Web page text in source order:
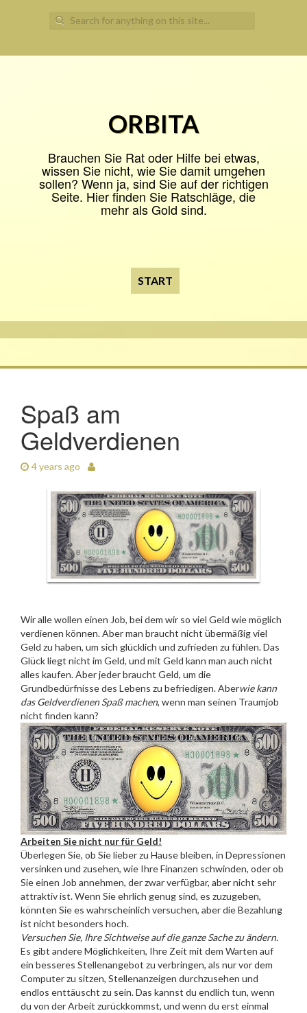
Search
for:
ORBITA
Brauchen Sie Rat oder Hilfe bei etwas,
wissen Sie nicht, wie Sie damit umgehen
sollen? Wenn ja, sind Sie auf der richtigen
Seite. Hier finden Sie Ratschläge, die
mehr als Gold sind.
START
Spaß am
Geldverdienen
4 years ago
Wir alle wollen einen Job, bei dem wir so viel Geld wie möglich
verdienen können. Aber man braucht nicht übermäßig viel
Geld zu haben, um sich glücklich und zufrieden zu fühlen. Das
Glück liegt nicht im Geld, und mit Geld kann man auch nicht
alles kaufen. Aber jeder braucht Geld, um die
Grundbedürfnisse des Lebens zu befriedigen. Aberwie kann
das Geldverdienen Spaß machen, wenn man seinen Traumjob
nicht finden kann?
Arbeiten Sie nicht nur für Geld!
Überlegen Sie, ob Sie lieber zu Hause bleiben, in Depressionen
versinken und zusehen, wie Ihre Finanzen schwinden, oder ob
Sie einen Job annehmen, der zwar verfügbar, aber nicht sehr
attraktiv ist. Wenn Sie ehrlich genug sind, es zuzugeben,
könnten Sie es wahrscheinlich versuchen, aber die Bezahlung
ist nicht besonders hoch.
Versuchen Sie, Ihre Sichtweise auf die ganze Sache zu ändern.
Es gibt andere Möglichkeiten, Ihre Zeit mit dem Warten auf
ein besseres Stellenangebot zu verbringen, als nur vor dem
Computer zu sitzen, Stellenanzeigen durchzusehen und
endlos enttäuscht zu sein. Das kannst du endlich tun, wenn
du von der Arbeit zurückkommst, und wenn du erst einmal